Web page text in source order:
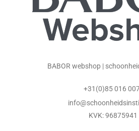
BABOR webshop |
+31(0)85 016
KVK: 96875941